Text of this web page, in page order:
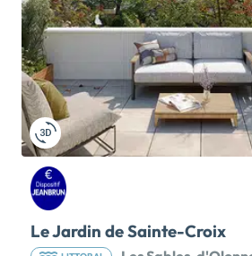
espaces extérieurs et offrant un
optimal. Un lieu de vie
pleinement de la douceur de vie
et équipements haut de gamme :
aménagés, meubles de salle de
menuiseries extérieures
motorisés, domotique, ascenseurs.
: la GARANTIE 5 ANS. Le Groupe
prolongeant la Garantie de bon
ans au lieu des 2 ans
couvrant […] Voir le programme
Le Jardin de Sainte-Croix